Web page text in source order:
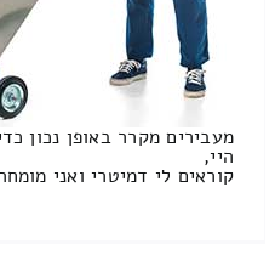
מעבירים מקרר באופן נכון
היי,
קוראים לי דמיטרי ואני